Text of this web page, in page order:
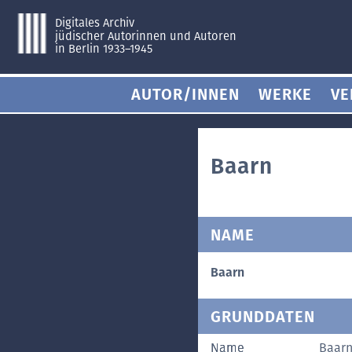
Digitales Archiv
jüdischer Autorinnen und Autoren
in Berlin 1933–1945
AUTOR/INNEN WERKE
Baarn
NAME
Baarn
GRUNDDATEN
Name
Baarn